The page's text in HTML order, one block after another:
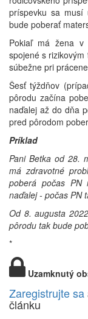
príspevku sa musí
bude poberať
Pokiaľ má žena v
spojené s
súbežne pri
Šesť týždňov
pôrodu začína
naďalej až do dňa
pred pôrodom
Príklad
Pani Betka od 28.
má zdravotné
poberá počas PN
naďalej - počas PN
Od 8. augusta
pôrodu tak bude
*
Uzamknutý
Zaregistrujte sa
článku